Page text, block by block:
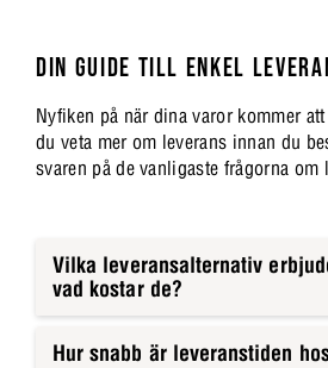
DIN GUIDE TILL ENKEL
Nyfiken på när dina varor kommer
du veta mer om leverans innan du
svaren på de vanligaste frågorna om
Vilka leveransalternativ
vad kostar de?
Hur snabb är leveranstiden